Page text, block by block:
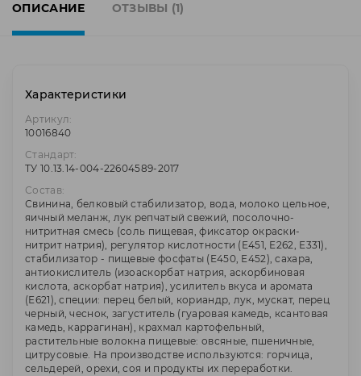
ОПИСАНИЕ ОТЗЫВЫ (1)
Характеристики
Артикул:
10016840
Стандарт:
ТУ 10.13.14-004-22604589-2017
Состав:
Свинина, белковый стабилизатор, вода, молоко цельное,
яичный меланж, лук репчатый свежий, посолочно-
нитритная смесь (соль пищевая, фиксатор окраски-
нитрит натрия), регулятор кислотности (Е451, Е262, Е331),
стабилизатор - пищевые фосфаты (Е450, Е452), сахара,
антиокислитель (изоаскорбат натрия, аскорбиновая
кислота, аскорбат натрия), усилитель вкуса и аромата
(Е621), специи: перец белый, кориандр, лук, мускат, перец
черный, чеснок, загуститель (гуаровая камедь, ксантовая
камедь, каррагинан), крахмал картофельный,
растительные волокна пищевые: овсяные, пшеничные,
цитрусовые. На производстве используются: горчица,
сельдерей, орехи, соя и продукты их переработки.